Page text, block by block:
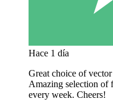
Hace 1 día
Great choice of
Amazing selection of
every week. Cheers!